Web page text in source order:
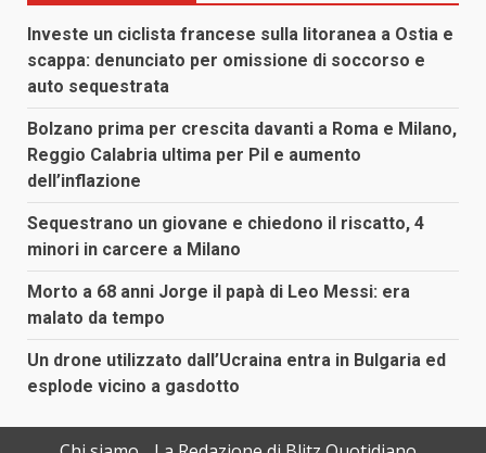
Investe un ciclista francese sulla litoranea a Ostia e
scappa: denunciato per omissione di soccorso e
auto sequestrata
Bolzano prima per crescita davanti a Roma e Milano,
Reggio Calabria ultima per Pil e aumento
dell’inflazione
Sequestrano un giovane e chiedono il riscatto, 4
minori in carcere a Milano
Morto a 68 anni Jorge il papà di Leo Messi: era
malato da tempo
Un drone utilizzato dall’Ucraina entra in Bulgaria ed
esplode vicino a gasdotto